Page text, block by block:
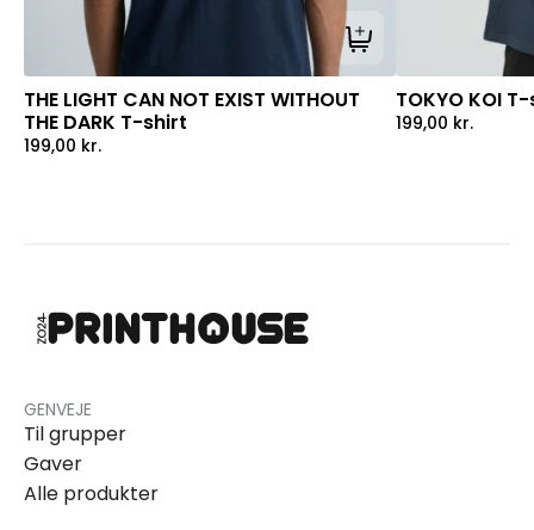
Tilføj til kurv
THE LIGHT CAN NOT EXIST WITHOUT
THE DARK T-shirt
199,00 kr.
TOKYO KOI
199,00 kr.
GENVEJE
Til grupper
Gaver
Alle produkter